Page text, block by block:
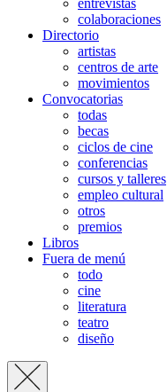
colaboraciones
Directorio
artistas
centros de arte
movimientos
Convocatorias
todas
becas
ciclos de cine
conferencias
cursos y talleres
empleo cultural
otros
premios
Libros
Fuera de menú
todo
cine
literatura
teatro
diseño